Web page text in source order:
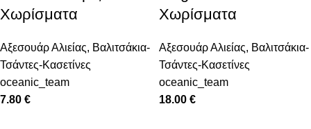
Χωρίσματα
Αξεσουάρ Αλιείας, Βαλιτσάκια-
Τσάντες-Κασετίνες
oceanic_team
7.80 €
Χωρίσματα
Αξεσουάρ Αλιείας, Βαλιτσάκια-
Τσάντες-Κασετίνες
oceanic_team
18.00 €